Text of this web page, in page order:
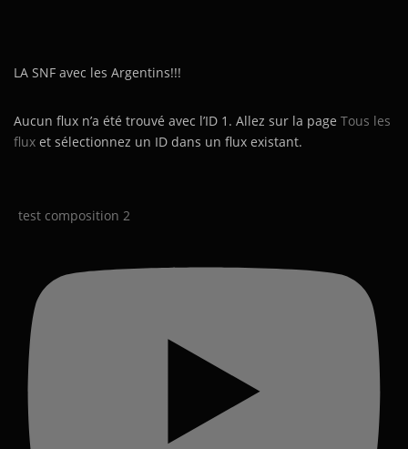
LA SNF avec les Argentins!!!
Aucun flux n’a été trouvé avec l’ID 1. Allez sur la page Tous les
flux et sélectionnez un ID dans un flux existant.
test composition 2